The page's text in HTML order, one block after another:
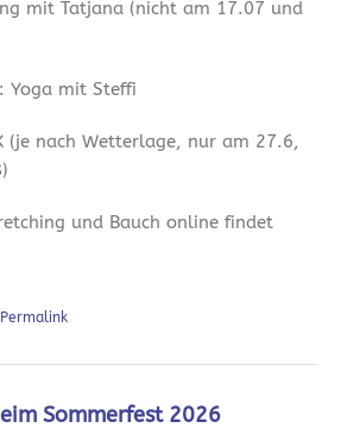
mit Tatjana (nicht am 17.07 und
Yoga mit Steffi
(je nach Wetterlage, nur am 27.6,
und Bauch online findet
Permalink
Sommerfest 2026